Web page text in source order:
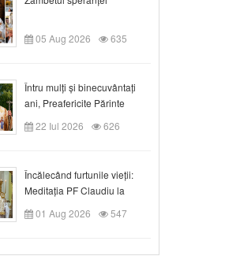
05 Aug 2026 635
Întru mulți și binecuvântați
ani, Preafericite Părinte
Claudiu!
22 Iul 2026 626
Încălecând furtunile vieții:
Meditația PF Claudiu la
Duminica a IX-a după Rusalii
01 Aug 2026 547